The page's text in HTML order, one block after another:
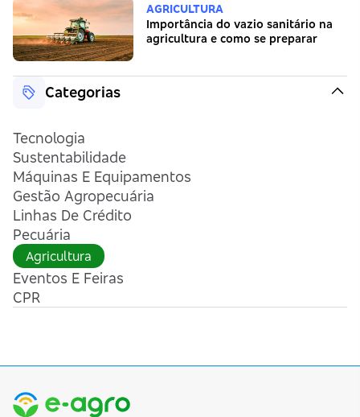
AGRICULTURA
Importância do vazio sanitário na
agricultura e como se preparar
Categorias
Tecnologia
Sustentabilidade
Máquinas E Equipamentos
Gestão Agropecuária
Linhas De Crédito
Pecuária
Agricultura
Eventos E Feiras
CPR